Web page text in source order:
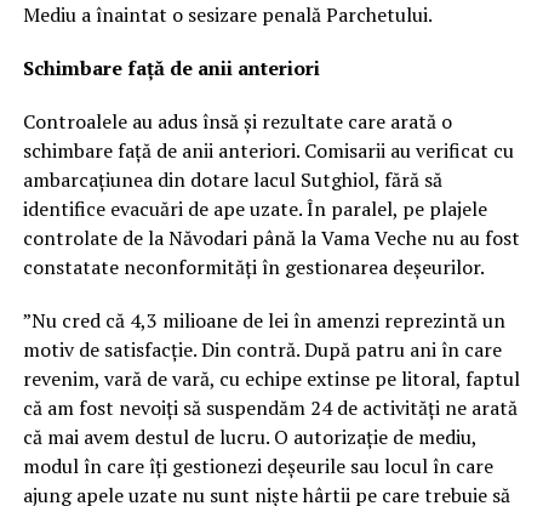
Mediu a înaintat o sesizare penală Parchetului.
Schimbare față de anii anteriori
Controalele au adus însă și rezultate care arată o
schimbare față de anii anteriori. Comisarii au verificat cu
ambarcațiunea din dotare lacul Sutghiol, fără să
identifice evacuări de ape uzate. În paralel, pe plajele
controlate de la Năvodari până la Vama Veche nu au fost
constatate neconformități în gestionarea deșeurilor.
”Nu cred că 4,3 milioane de lei în amenzi reprezintă un
motiv de satisfacție. Din contră. După patru ani în care
revenim, vară de vară, cu echipe extinse pe litoral, faptul
că am fost nevoiți să suspendăm 24 de activități ne arată
că mai avem destul de lucru. O autorizație de mediu,
modul în care îți gestionezi deșeurile sau locul în care
ajung apele uzate nu sunt niște hârtii pe care trebuie să